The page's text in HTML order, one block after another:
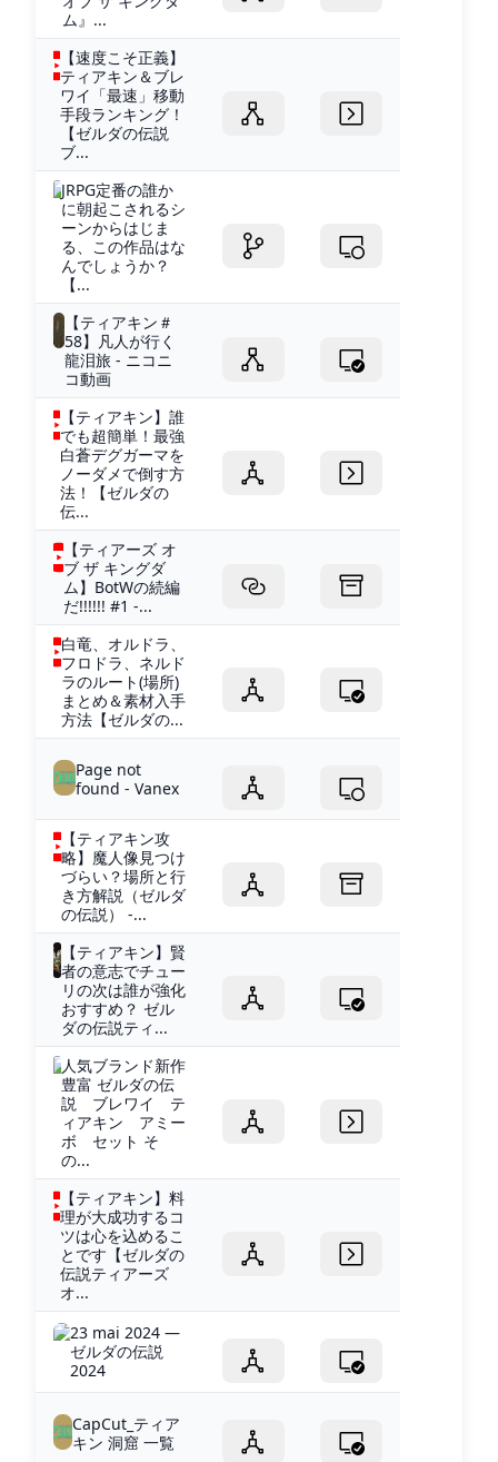
ム』...
【速度こそ正義】
ティアキン＆ブレ
ワイ「最速」移動
手段ランキング！
【ゼルダの伝説
ブ...
JRPG定番の誰か
に朝起こされるシ
ーンからはじま
る、この作品はな
んでしょうか？
【...
【ティアキン＃
58】凡人が行く
龍泪旅 - ニコニ
コ動画
【ティアキン】誰
でも超簡単！最強
白蒼デグガーマを
ノーダメで倒す方
法！【ゼルダの
伝...
【ティアーズ オ
ブ ザ キングダ
ム】BotWの続編
だ!!!!!! #1 -...
白竜、オルドラ、
フロドラ、ネルド
ラのルート(場所)
まとめ＆素材入手
方法【ゼルダの...
Page not
found - Vanex
【ティアキン攻
略】魔人像見つけ
づらい？場所と行
き方解説（ゼルダ
の伝説） -...
【ティアキン】賢
者の意志でチュー
リの次は誰が強化
おすすめ？ ゼル
ダの伝説ティ...
人気ブランド新作
豊富 ゼルダの伝
説 ブレワイ テ
ィアキン アミー
ボ セット そ
の...
【ティアキン】料
理が大成功するコ
ツは心を込めるこ
とです【ゼルダの
伝説ティアーズ
オ...
23 mai 2024 —
ゼルダの伝説
2024
CapCut_ティア
キン 洞窟 一覧